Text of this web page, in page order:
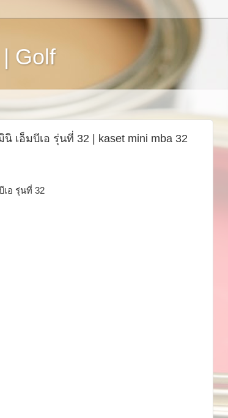
Golf
เอ็มบีเอ รุ่นที่ 32 | kaset mini mba 32
เอ รุ่นที่ 32